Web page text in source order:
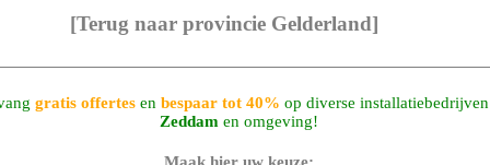
[Terug naar provincie Gelderland]
gratis offertes enbespaar tot 40% op diverse
Zeddam en omgeving!